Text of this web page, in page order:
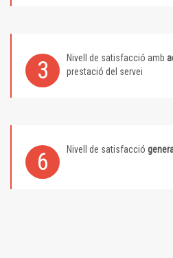
3 Nivell de satisfacció amb
prestació del servei
6 Nivell de satisfacció